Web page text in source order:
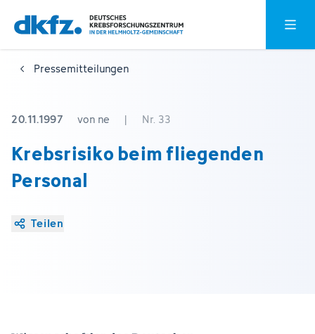
Zum
Hauptinhalt
springen
Zur
Fußzeile
springen
Pressemitteilungen
20.11.1997 von ne | Nr. 33
Krebsrisiko beim fliegenden
Personal
Teilen